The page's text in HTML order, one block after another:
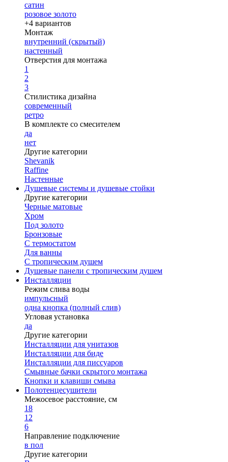
сатин
розовое золото
+4 вариантов
Монтаж
внутренний (скрытый)
настенный
Отверстия для монтажа
1
2
3
Стилистика дизайна
современный
ретро
В комплекте со смесителем
да
нет
Другие категории
Shevanik
Raffine
Настенные
Душевые системы и душевые стойки
Другие категории
Черные матовые
Хром
Под золото
Бронзовые
С термостатом
Для ванны
С тропическим душем
Душевые панели с тропическим душем
Инсталляции
Режим слива воды
импульсный
одна кнопка (полный слив)
Угловая установка
да
Другие категории
Инсталляции для унитазов
Инсталляции для биде
Инсталляции для писсуаров
Смывные бачки скрытого монтажа
Кнопки и клавиши смыва
Полотенцесушители
Межосевое расстояние, см
18
12
6
Направление подключение
в пол
Другие категории